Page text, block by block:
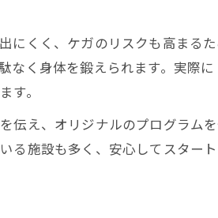
にくく、ケガのリスクも高まる
なく身体を鍛えられます。実際
す。
伝え、オリジナルのプログラム
施設も多く、安心してスタート